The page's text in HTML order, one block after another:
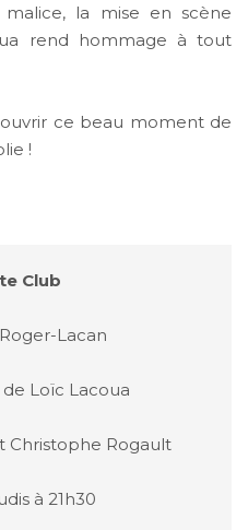
la mise en scène
rend hommage à tout
ce beau moment de
!
Club
Lacan
Loïc Lacoua
Christophe Rogault
à 21h30